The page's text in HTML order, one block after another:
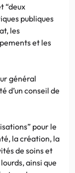
“deux
publiques
les
et les
général
d’un conseil de
pour le
la création, la
de soins et
ainsi que